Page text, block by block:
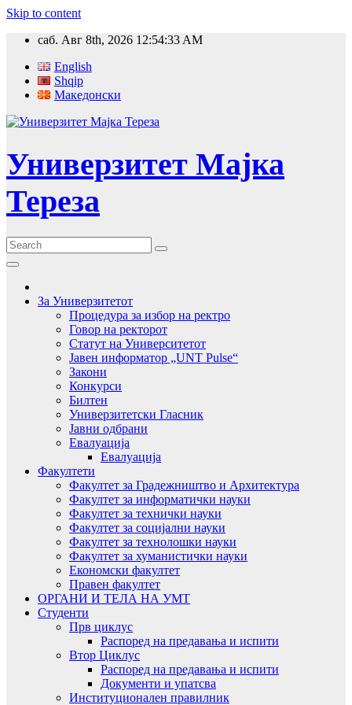
Skip to content
саб. Авг 8th, 2026 12:54:34 AM
English
Shqip
Македонски
Универзитет Мајка
Тереза
За Универзитетот
Процедура за избор на ректро
Говор на ректорот
Статут на Университетот
Јавен информатор „UNT Pulse“
Закони
Конкурси
Билтен
Универзитетски Гласник
Јавни одбрани
Евалуација
Евалуација
Факултети
Факултет за Градежништво и Архитектура
Факултет за информатички науки
Факултет за технички науки
Факултет за социјални науки
Факултет за технолошки науки
Факултет за хуманистички науки
Економски факултет
Правен факултет
ОРГАНИ И ТЕЛА НА УМТ
Студенти
Прв циклус
Распоред на предавањa и испити
Втор Циклус
Распоред на предавањa и испити
Документи и упатсва
Институционален правилник